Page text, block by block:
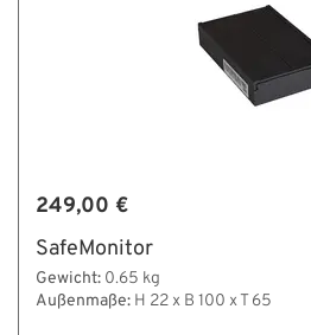
249,00 €
SafeMonitor
Gewicht: 0.65 kg
Außenmaße: H 22 x B 100 x T 65